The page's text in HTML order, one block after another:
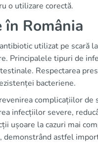
o utilizare corectă.
România
utilizat pe scară
Principalele tipuri de
Respectarea
bacteriene.
complicațiilor de
infecțiilor severe,
ușoare la cazuri mai
astfel